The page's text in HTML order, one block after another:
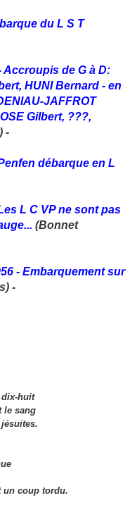
du L S T
Accroupis de G à D:
HUNI Bernard - en
JAFFROT
Gilbert, ???,
-
débarque en L
L C VP ne sont pas
(Bonnet
- Embarquement sur
-
dix-huit
le sang
un coup tordu.